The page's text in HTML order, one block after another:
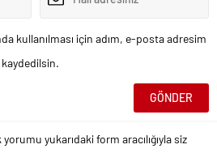
kullanılması için adım, e-posta adresim
kaydedilsin.
yukarıdaki form aracılığıyla siz